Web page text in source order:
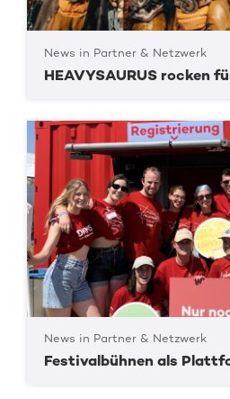
News in Partner & Netzwerk
HEAVYSAURUS rocken
News in Partner & Netzwerk
Festivalbühnen als